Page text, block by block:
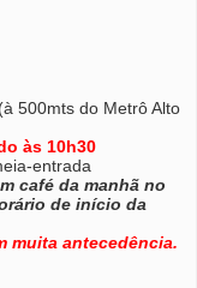
500mts do Metrô Alto
às 10h30
entrada
café da manhã no
de início da
muita antecedência.